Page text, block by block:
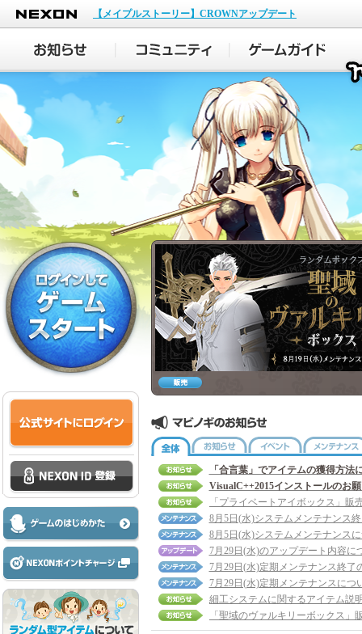
NEXON
【メイプルストーリー】CROWNアップデート
全体 お知らせ イベント
「合言葉」でアイテムの獲得方法
VisualC++2015インストールのお
8月5日(水)システムメンテナンス
8月5日(水)システムメンテナンス
7月29日(水)のアップデート内容に
7月29日(水)定期メンテナンス終了
7月29日(水)定期メンテナンスにつ
細工システムに関するアイテム説